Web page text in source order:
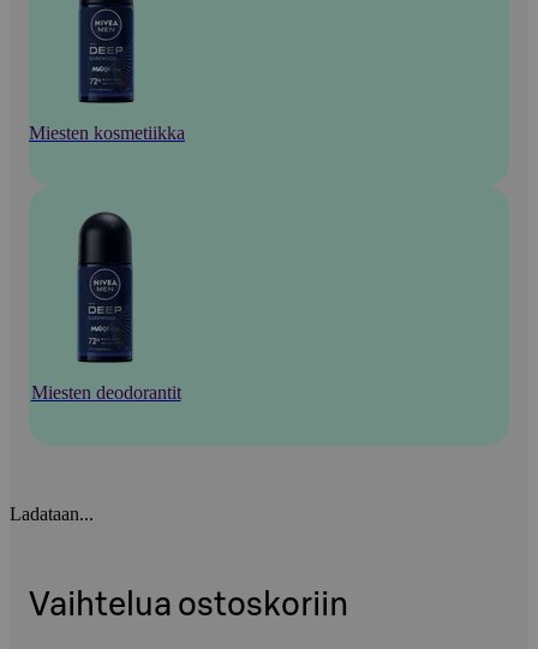
Miesten kosmetiikka
Miesten deodorantit
Ladataan...
Vaihtelua ostoskoriin